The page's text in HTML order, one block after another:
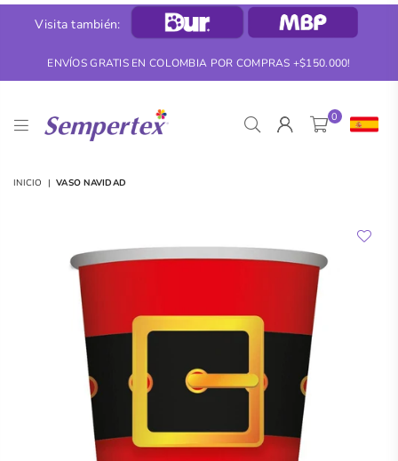
Visita también:
ENVÍOS GRATIS EN COLOMBIA POR COMPRAS +$150.000!
SEMPERTEX
0
INICIO | VASO NAVIDAD